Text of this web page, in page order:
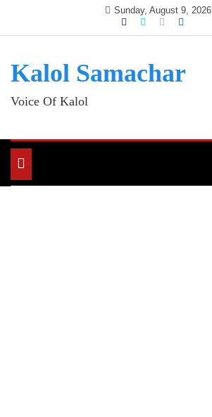
Sunday, August 9, 2026
Kalol Samachar
Voice Of Kalol
Toggle
navigation